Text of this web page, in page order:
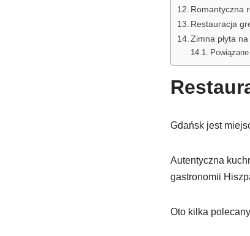
Romantyczna
Restauracja
Zimna płyta
Gdańsk jest
Autentyczna
gastronomii
Oto kilka